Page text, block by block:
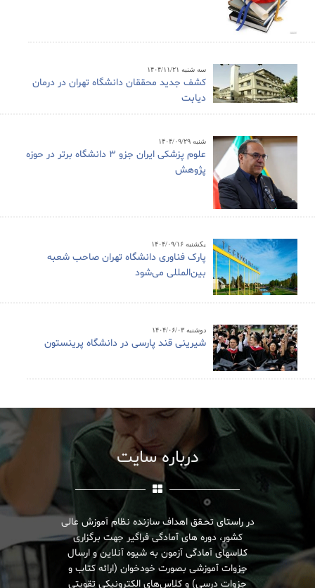
سه شنبه ۱۴۰۴/۱۱/۲۱
کشف جدید محققان دانشگاه تهران در درمان
دیابت
شنبه ۱۴۰۴/۰۹/۲۹
علوم پزشکی ایران جزو ۳ دانشگاه برتر در حوزه
پژوهش
یکشنبه ۱۴۰۴/۰۹/۱۶
پارک فناوری دانشگاه تهران صاحب شعبه
بین‌المللی می‌شود
دوشنبه ۱۴۰۴/۰۶/۰۳
شیرینی قند پارسی در دانشگاه پرینستون
درباره سایت
در راستای تحـقق اهداف سازنده نظام آموزش عالی
کشور، دوره های آمادگی فراگیر جهت برگزاری
کلاسهای آمادگی آزمون به شیوه آنلاین و ارسال
جزوات آموزشی بصورت خودخوان (ارائه کتاب و
جزوات درسی) و کلاس‌های الکترونیکی تقویتی